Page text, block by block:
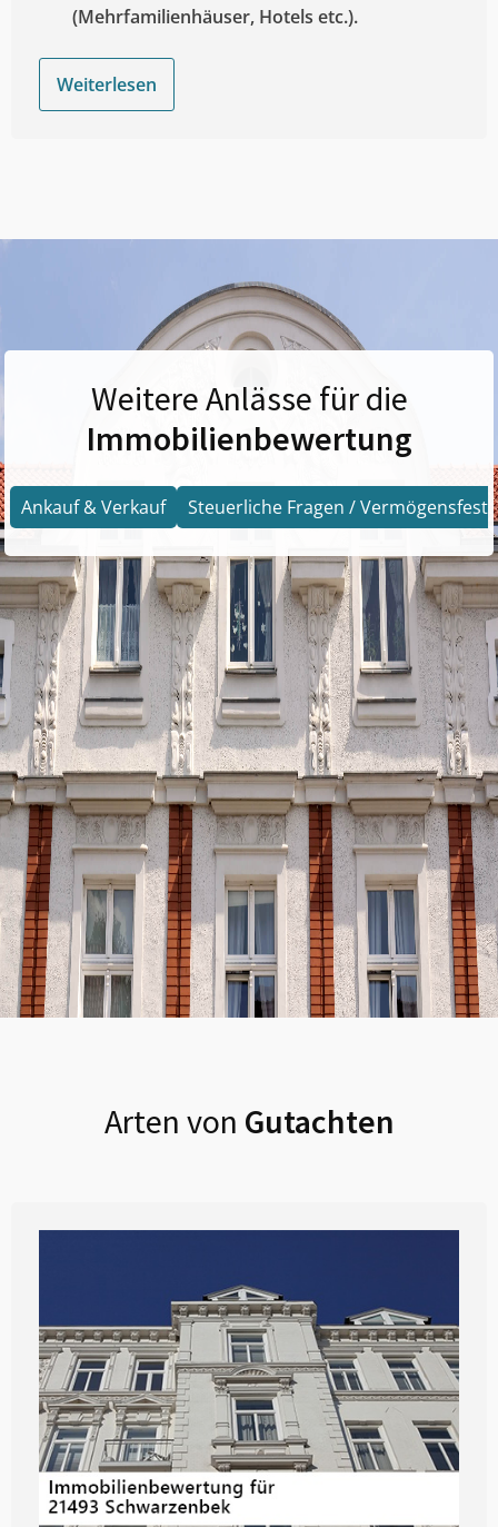
(Mehrfamilienhäuser, Hotels etc.).
Weiterlesen
Weitere Anlässe für die
Immobilienbewertung
Ankauf & Verkauf Steuerliche Fragen /
Arten von Gutachten